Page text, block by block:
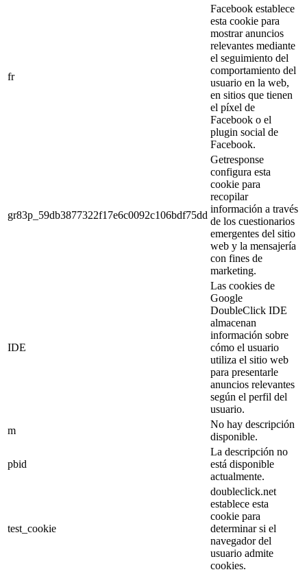
fr
Facebook establece
esta cookie para
mostrar anuncios
relevantes mediante
el seguimiento del
comportamiento del
usuario en la web,
en sitios que tienen
el píxel de
Facebook o el
plugin social de
Facebook.
gr83p_59db3877322f17e6c0092c106bdf75dd
Getresponse
configura esta
cookie para
recopilar
información a través
de los cuestionarios
emergentes del sitio
web y la mensajería
con fines de
marketing.
IDE
Las cookies de
Google
DoubleClick IDE
almacenan
información sobre
cómo el usuario
utiliza el sitio web
para presentarle
anuncios relevantes
según el perfil del
usuario.
m
No hay descripción
disponible.
pbid
La descripción no
está disponible
actualmente.
test_cookie
doubleclick.net
establece esta
cookie para
determinar si el
navegador del
usuario admite
cookies.